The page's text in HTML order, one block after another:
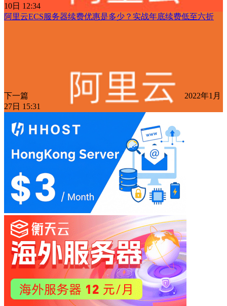
10日 12:34
阿里云ECS服务器续费优惠是多少？实战年底续费低至六折
下一篇
2022年1月
27日 15:31